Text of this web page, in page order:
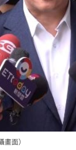
氣 12:00
形 12:00
！ 10:30
潮 10:00
面）